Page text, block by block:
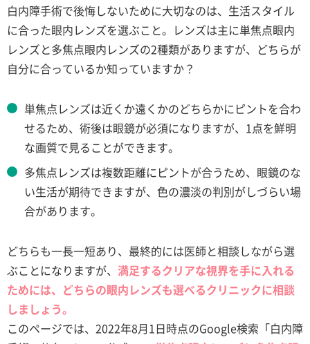
白内障手術で後悔しないために大切なのは、生活スタイル
に合った眼内レンズを選ぶこと。レンズは主に単焦点眼内
レンズと多焦点眼内レンズの2種類がありますが、どちらが
自分に合っているか知っていますか？
単焦点レンズは近くか遠くかのどちらかにピントを合わ
せるため、術後は眼鏡が必須になりますが、1点を鮮明
な画質で見ることができます。
多焦点レンズは複数距離にピントが合うため、眼鏡のな
い生活が期待できますが、色の濃淡の判別がしづらい場
合があります。
どちらも一長一短あり、最終的には医師と相談しながら選
ぶことになりますが、 満足するクリアな視界を手に入れる
ためには、どちらの眼内レンズも選べるクリニックに相談
しましょう。
このページでは、2022年8月1日時点のGoogle検索「白内障